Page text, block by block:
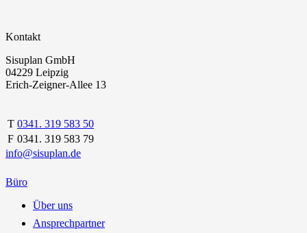
Kontakt
Sisuplan GmbH
04229 Leipzig
Erich-Zeigner-Allee 13
T 0341. 319 583 50
F 0341. 319 583 79
info@sisuplan.de
Büro
Über uns
Ansprechpartner